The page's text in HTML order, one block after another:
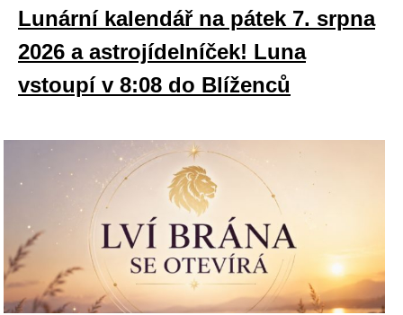
Lunární kalendář na pátek 7. srpna
2026 a astrojídelníček! Luna
vstoupí v 8:08 do Blíženců